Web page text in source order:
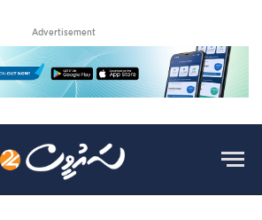
Advertisement